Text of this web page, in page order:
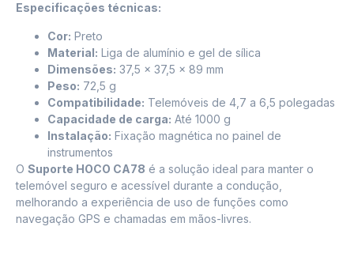
Especificações técnicas:
Cor: Preto
Material: Liga de alumínio e gel de sílica
Dimensões: 37,5 x 37,5 x 89 mm
Peso: 72,5 g
Compatibilidade: Telemóveis de 4,7 a 6,5 polegadas
Capacidade de carga: Até 1000 g
Instalação: Fixação magnética no painel de
instrumentos
O Suporte HOCO CA78 é a solução ideal para manter o
telemóvel seguro e acessível durante a condução,
melhorando a experiência de uso de funções como
navegação GPS e chamadas em mãos-livres.